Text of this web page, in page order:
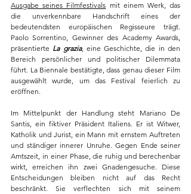
Ausgabe seines Filmfestivals mit einem Werk, das
die unverkennbare Handschrift eines der
bedeutendsten europäischen Regisseure trägt.
Paolo Sorrentino, Gewinner des Academy Awards,
präsentierte La grazia, eine Geschichte, die in den
Bereich persönlicher und politischer Dilemmata
führt. La Biennale bestätigte, dass genau dieser Film
ausgewählt wurde, um das Festival feierlich zu
eröffnen.
Im Mittelpunkt der Handlung steht Mariano De
Santis, ein fiktiver Präsident Italiens. Er ist Witwer,
Katholik und Jurist, ein Mann mit ernstem Auftreten
und ständiger innerer Unruhe. Gegen Ende seiner
Amtszeit, in einer Phase, die ruhig und berechenbar
wirkt, erreichen ihn zwei Gnadengesuche. Diese
Entscheidungen bleiben nicht auf das Recht
beschränkt. Sie verflechten sich mit seinem